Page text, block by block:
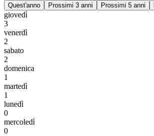
Quest'anno Prossimi 3 anni Prossimi 5 anni
giovedì
3
venerdì
2
sabato
2
domenica
1
martedì
1
lunedì
0
mercoledì
0